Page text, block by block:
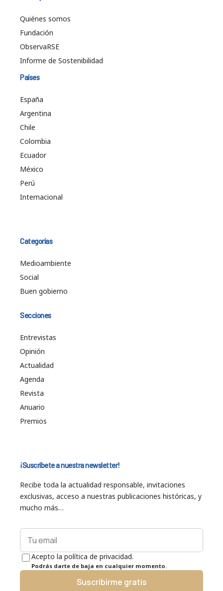
Quiénes somos
Fundación
ObservaRSE
Informe de Sostenibilidad
Países
España
Argentina
Chile
Colombia
Ecuador
México
Perú
Internacional
Categorías
Medioambiente
Social
Buen gobierno
Secciones
Entrevistas
Opinión
Actualidad
Agenda
Revista
Anuario
Premios
¡Suscríbete a nuestra newsletter!
Recibe toda la actualidad responsable, invitaciones
exclusivas, acceso a nuestras publicaciones históricas, y
mucho más…
Acepto la política de privacidad.
Podrás darte de baja en cualquier momento.
Suscribirme gratis